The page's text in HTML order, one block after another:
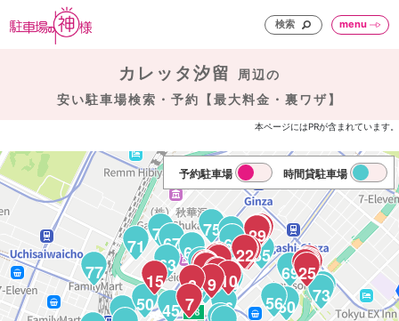
検索 menu
カレッタ汐留
周辺の
安い駐車場検索・予約【最大料金・裏ワザ】
本ページにはPRが含まれています。
80
77
76
75
74
73
71
70
69
67 66 65
64
63
60
58
56
55
54
52
51
50
48
47
46
45
34
33
32
31
30
29
28
27
26
25
24
23
22
21
20
19
18
17
16
15 14
1312
1110
9
8
7
予約駐車場 時間貸駐車場